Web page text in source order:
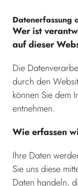
Datenerfassung
Wer ist
auf dieser
Die
durch den
können Sie dem
entnehmen.
Wie erfassen
Ihre Daten
Sie uns diese
Daten handeln,